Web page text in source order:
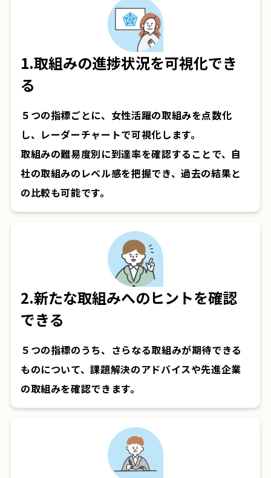
1.取組みの進捗状況を可視化でき
る
５つの指標ごとに、女性活躍の取組みを点数化
し、レーダーチャートで可視化します。
取組みの難易度別に到達率を確認することで、自
社の取組みのレベル感を把握でき、過去の結果と
の比較も可能です。
2.新たな取組みへのヒントを確認
できる
５つの指標のうち、さらなる取組みが期待できる
ものについて、課題解決のアドバイスや先進企業
の取組みを確認できます。